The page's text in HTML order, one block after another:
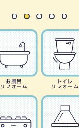
お風呂
リフォーム
トイレ
リフォーム